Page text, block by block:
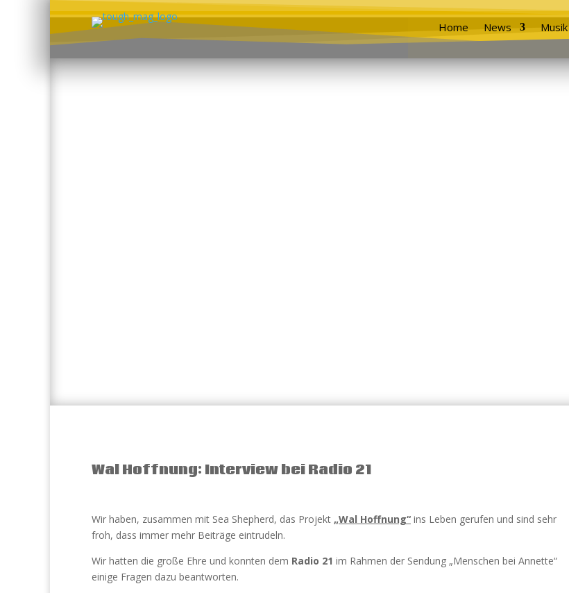
Home News Musik
Wal Hoffnung: Interview bei Radio 21
Wir haben, zusammen mit Sea Shepherd, das Projekt „Wal Hoffnung“ ins Leben gerufen und sind sehr
froh, dass immer mehr Beiträge eintrudeln.
Wir hatten die große Ehre und konnten dem Radio 21 im Rahmen der Sendung „Menschen bei Annette“
einige Fragen dazu beantworten.